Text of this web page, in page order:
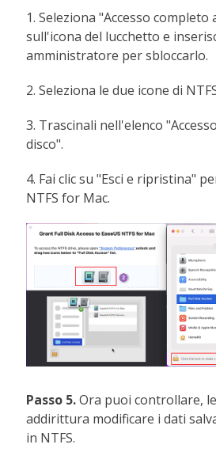
1. Seleziona "Accesso completo
sull'icona del lucchetto e
amministratore per sbloccarlo.
2. Seleziona le due icone di
3. Trascinali nell'elenco
disco".
4. Fai clic su "Esci e ripristina"
NTFS for Mac.
Passo 5.Ora puoi controllare,
addirittura modificare i dati
in NTFS.